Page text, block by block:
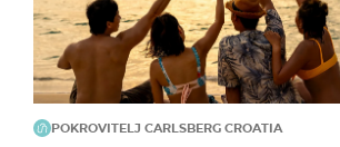
POKROVITELJ CARLSBERG CROATIA